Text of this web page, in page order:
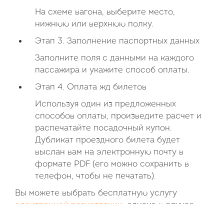
На схеме вагона, выберите место,
нижнюю или верхнюю полку.
Этап 3. Заполнение паспортных данных
Заполните поля с данными на каждого
пассажира и укажите способ оплаты.
Этап 4. Оплата жд билетов
Используя один из предложенных
способов оплаты, произведите расчет и
распечатайте посадочный купон.
Дубликат проездного билета будет
выслан вам на электронную почту в
формате PDF (его можно сохранить в
телефон, чтобы не печатать).
Вы можете выбрать бесплатную услугу